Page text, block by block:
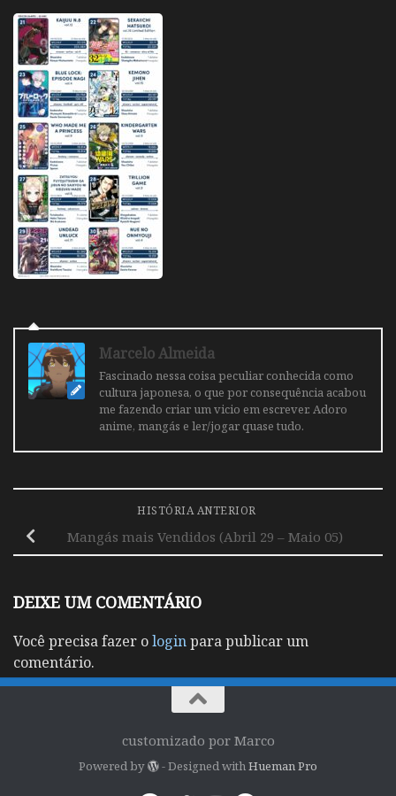
Marcelo Almeida
Fascinado nessa coisa peculiar conhecida como
cultura japonesa, o que por consequência acabou
me fazendo criar um vicio em escrever. Adoro
anime, mangás e ler/jogar quase tudo.
HISTÓRIA ANTERIOR
Mangás mais Vendidos (Abril 29 – Maio 05)
DEIXE UM COMENTÁRIO
Você precisa fazer ologinpara publicar um
comentário.
customizado por Marco
Powered by - Designed withHueman Pro